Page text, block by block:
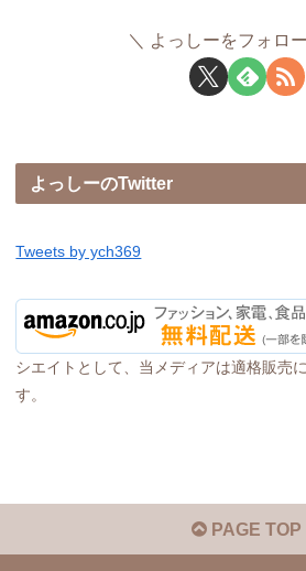
よっしーをフォロ
よっしーのTwitter
Tweets by ych369
シエイトとして、当メディアは適格販売
す。
PAGE TOP